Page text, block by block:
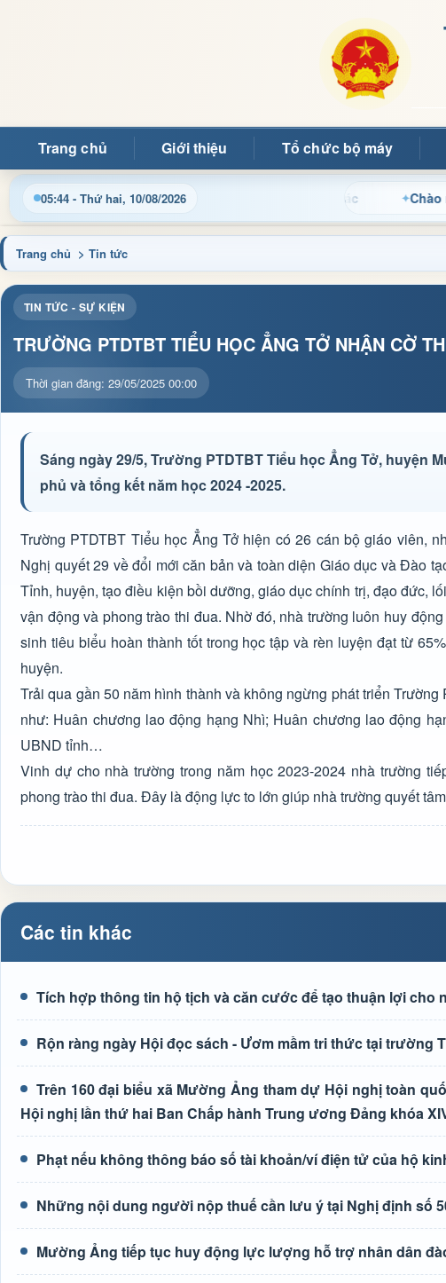
Trang chủ Giới thiệu Tổ chức bộ máy
05:44 - Thứ hai, 10/08/2026 Chào mừng
Trang chủ > Tin tức
TIN TỨC - SỰ KIỆN
TRƯỜNG PTDTBT TIỂU HỌC ẲNG TỞ NHẬN CỜ
Thời gian đăng: 29/05/2025 00:00
Sáng ngày 29/5, Trường PTDTBT Tiểu học Ẳng Tở,
phủ và tổng kết năm học 2024 -2025.
Trường PTDTBT Tiểu học Ẳng Tở hiện có 26 cán bộ giáo viên,
Nghị quyết 29 về đổi mới căn bản và toàn diện Giáo dục và Đào
Tỉnh, huyện, tạo điều kiện bồi dưỡng, giáo dục chính trị, đạo đức,
vận động và phong trào thi đua. Nhờ đó, nhà trường luôn huy
sinh tiêu biểu hoàn thành tốt trong học tập và rèn luyện đạt từ
huyện.
Trải qua gần 50 năm hình thành và không ngừng phát triển
như: Huân chương lao động hạng Nhì; Huân chương lao động
UBND tỉnh…
Vinh dự cho nhà trường trong năm học 2023-2024 nhà trường
phong trào thi đua. Đây là động lực to lớn giúp nhà trường quyết
Các tin khác
Tích hợp thông tin hộ tịch và căn cước để tạo thuận lợi cho
Rộn ràng ngày Hội đọc sách - Ươm mầm tri thức tại trường
Trên 160 đại biểu xã Mường Ảng tham dự Hội nghị toàn
Hội nghị lần thứ hai Ban Chấp hành Trung ương Đảng khóa
Phạt nếu không thông báo số tài khoản/ví điện tử của hộ
Những nội dung người nộp thuế cần lưu ý tại Nghị định số
Mường Ảng tiếp tục huy động lực lượng hỗ trợ nhân dân